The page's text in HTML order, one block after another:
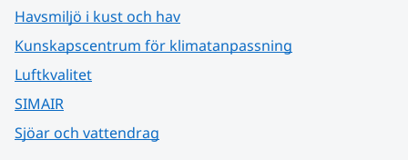
Havsmiljö i kust och hav
Kunskapscentrum för klimatanpassning
Luftkvalitet
SIMAIR
Sjöar och vattendrag